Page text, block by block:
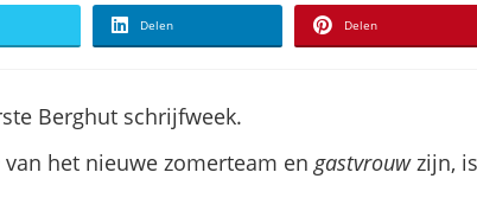
Delen Delen
Berghut schrijfweek.
van het nieuwe zomerteam engastvrouwzijn,